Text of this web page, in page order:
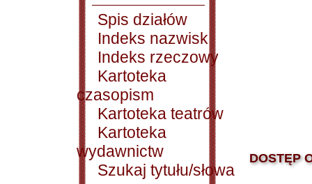
Spis działów
Indeks nazwisk
Indeks rzeczowy
Kartoteka
czasopism
Kartoteka teatrów
Kartoteka
wydawnictw
Szukaj tytułu/słowa
DOSTĘP